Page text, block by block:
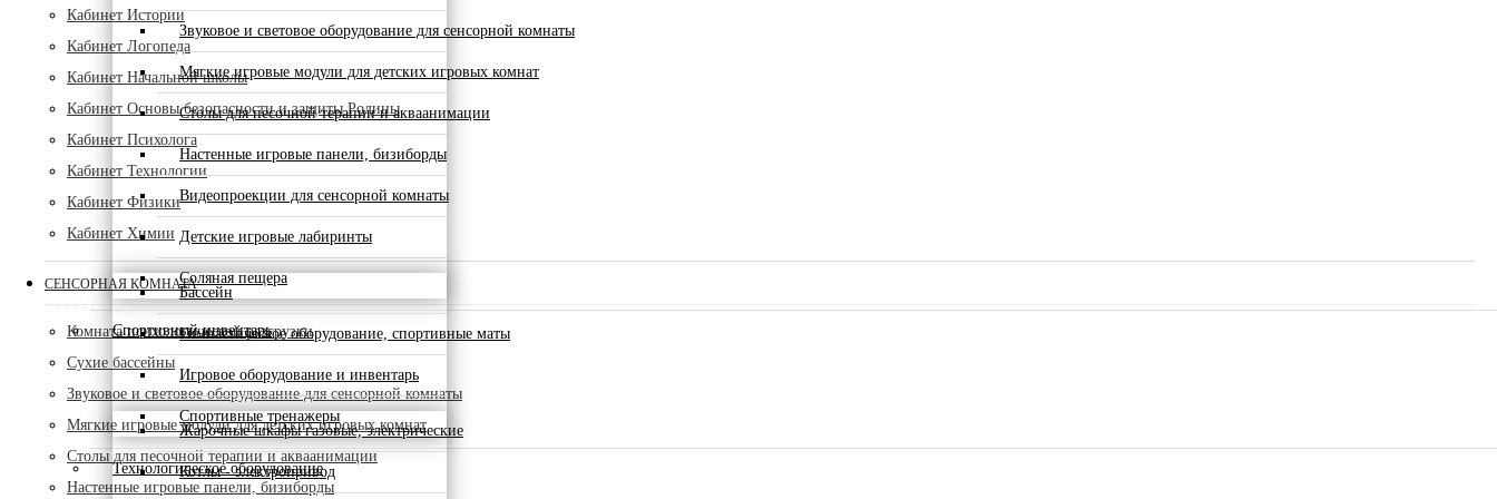
Звуковое и световое оборудование для сенсорной комнаты
Мягкие игровые модули для детских игровых комнат
Столы для песочной терапии и акваанимации
Настенные игровые панели, бизиборды
Видеопроекции для сенсорной комнаты
Детские игровые лабиринты
Соляная пещера
Спортивный инвентарь
Бассейн
Гимнастическое оборудование, спортивные маты
Игровое оборудование и инвентарь
Спортивные тренажеры
Технологическое оборудование
Жарочные шкафы газовые, электрические
Котлы - электропривод
Кабинет Истории
Кабинет Логопеда
Кабинет Начальной школы
Кабинет Основы безопасности и защиты Родины
Кабинет Психолога
Кабинет Технологии
Кабинет Физики
Кабинет Химии
СЕНСОРНАЯ КОМНАТА
Комната психологической разгрузки
Сухие бассейны
Звуковое и световое оборудование для сенсорной комнаты
Мягкие игровые модули для детских игровых комнат
Столы для песочной терапии и акваанимации
Настенные игровые панели, бизиборды